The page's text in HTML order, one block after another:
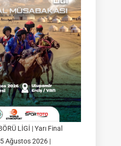
LİGİ | Yarı Final
Ağustos 2026 |